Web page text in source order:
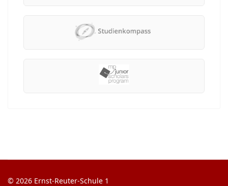
© 2026 Ernst-Reuter-Schule 1